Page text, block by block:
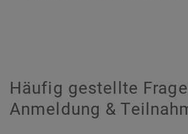
Häufig gestellte
Anmeldung &